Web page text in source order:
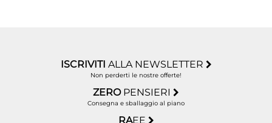
ISCRIVITI ALLA NEWSLETTER
Non perderti le nostre offerte!
ZERO PENSIERI
Consegna e sballaggio al piano
RAEE